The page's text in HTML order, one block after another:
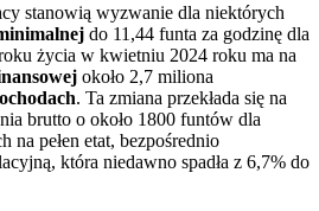
stanowią wyzwanie dla niektórych
do 11,44 funta za godzinę dla
życia w kwietniu 2024 roku ma na
około 2,7 miliona
. Ta zmiana przekłada się na
brutto o około 1800 funtów dla
pełen etat, bezpośrednio
która niedawno spadła z 6,7% do